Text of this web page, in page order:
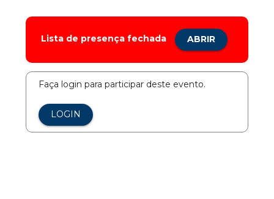
Lista de presença fechada ABRIR
Faça login para participar deste evento.
LOGIN